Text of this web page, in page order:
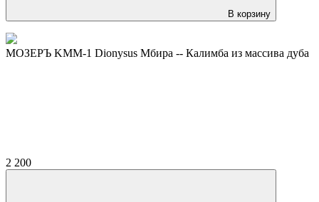
В корзину
МОЗЕРЪ KMM-1 Dionysus Мбира -- Калимба из массива дуба
2 200